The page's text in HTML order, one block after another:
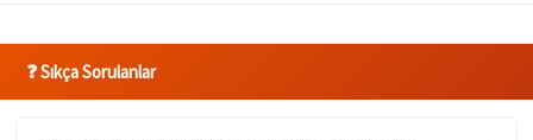
❓ Sıkça Sorulanlar